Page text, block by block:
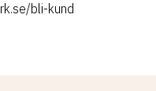
bli-kund